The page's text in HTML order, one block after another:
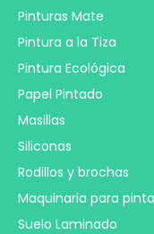
Pinturas Mate
Pintura a la Tiza
Pintura Ecológica
Papel Pintado
Masillas
Siliconas
Rodillos y brochas
Maquinaria para
Suelo Laminado